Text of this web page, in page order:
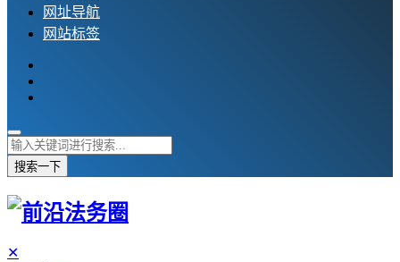
网址导航
网站标签
搜索一下
✕